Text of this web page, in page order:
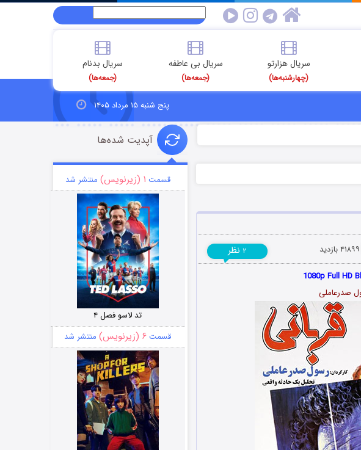
سریال هزارتو
(چهارشنبه‌ها)
سریال بی عاطفه
(جمعه‌ها)
سریال بدنام
(جمعه‌ها)
پنج شنبه ۱۵ مرداد ۱۴۰۵
۴۱۸۹۹ بازدید ۲ نظر
آپدیت شده‌ها
قسمت ۱ (زیرنویس) منتشر شد
تد لاسو فصل ۴
قسمت ۶ (زیرنویس) منتشر شد